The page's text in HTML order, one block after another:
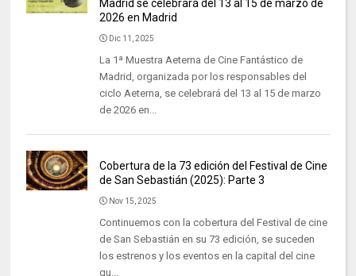
Madrid se celebrará del 13 al 15 de marzo de
2026 en Madrid
Dic 11, 2025
La 1ª Muestra Aeterna de Cine Fantástico de
Madrid, organizada por los responsables del
ciclo Aeterna, se celebrará del 13 al 15 de marzo
de 2026 en...
Cobertura de la 73 edición del Festival de Cine
de San Sebastián (2025): Parte 3
Nov 15, 2025
Continuemos con la cobertura del Festival de cine
de San Sebastián en su 73 edición, se suceden
los estrenos y los eventos en la capital del cine
qu...